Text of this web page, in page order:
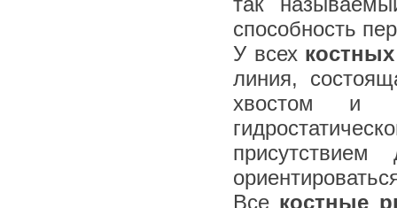
способность
У всех
линия,
хвостом и
Все костные